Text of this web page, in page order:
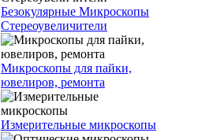
Безокулярные Микроскопы
Стереоувеличители
Микроскопы для пайки,
ювелиров, ремонта
Измерительные микроскопы